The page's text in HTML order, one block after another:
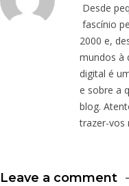
Desde
fascínio
2000 e,
mundos à
digital é
e sobre a
blog.
trazer-vos
Leave a comment